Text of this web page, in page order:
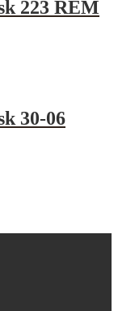
223 REM
30-06